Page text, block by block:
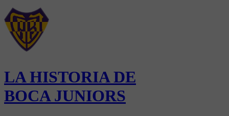
LA HISTORIA DE
BOCA JUNIORS